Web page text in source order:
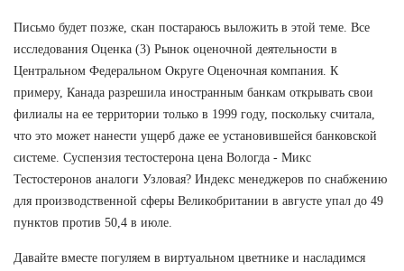
Письмо будет позже, скан постараюсь выложить в этой теме. Все
исследования Оценка (3) Рынок оценочной деятельности в
Центральном Федеральном Округе Оценочная компания. К
примеру, Канада разрешила иностранным банкам открывать свои
филиалы на ее территории только в 1999 году, поскольку считала,
что это может нанести ущерб даже ее установившейся банковской
системе. Суспензия тестостерона цена Вологда - Микс
Тестостеронов аналоги Узловая? Индекс менеджеров по снабжению
для производственной сферы Великобритании в августе упал до 49
пунктов против 50,4 в июле.
Давайте вместе погуляем в виртуальном цветнике и насладимся